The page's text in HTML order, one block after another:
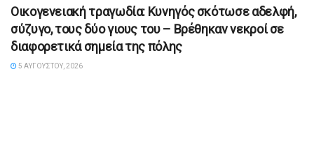
Οικογενειακή τραγωδία: Κυνηγός σκότωσε αδελφή,
σύζυγο, τους δύο γιους του – Βρέθηκαν νεκροί σε
διαφορετικά σημεία της πόλης
5 ΑΥΓΟΎΣΤΟΥ, 2026